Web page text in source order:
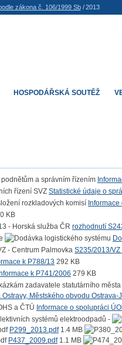
Statistické údaje o
KB
rozhodnutí
S235/2013/
k P788/13 292 KB
k P741/2006 279 KB
Městského obvodu Ostrava-
Informace o spolupráci
systémů elektroodpadů -
P299_2013.pdf1.4 MB
P437_2009.pdf1.1 MB
HOSPODÁŘSKÁ SOUTĚŽ
zákona č. 106/1999 Sb/ 2013